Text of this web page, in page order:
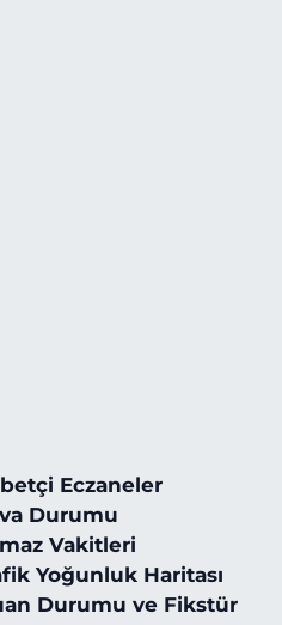
Eczaneler
Durumu
Vakitleri
Yoğunluk Haritası
Durumu ve Fikstür